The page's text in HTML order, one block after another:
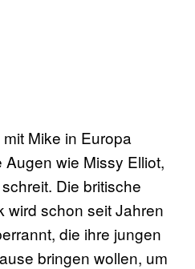
Mike in Europa
Augen wie Missy Elliot,
Die britische
wird schon seit Jahren
die ihre jungen
bringen wollen, um